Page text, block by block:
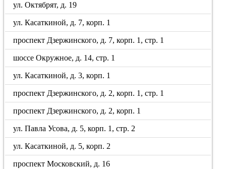
ул. Октябрят, д. 19
ул. Касаткиной, д. 7, корп. 1
проспект Дзержинского, д. 7, корп. 1, стр. 1
шоссе Окружное, д. 14, стр. 1
ул. Касаткиной, д. 3, корп. 1
проспект Дзержинского, д. 2, корп. 1, стр. 1
проспект Дзержинского, д. 2, корп. 1
ул. Павла Усова, д. 5, корп. 1, стр. 2
ул. Касаткиной, д. 5, корп. 2
проспект Московский, д. 16